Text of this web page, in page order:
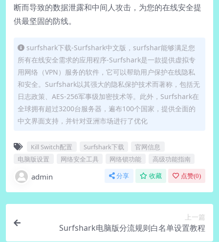
断而导致的数据泄露和中间人攻击，为您的在线安全提
供最坚固的防线。
surfshark下载-Surfshark中文版，surfshar能够满足您
所有在线安全需求的应用程序-Surfshark是一款提供虚拟专
用网络（VPN）服务的软件，它可以帮助用户保护在线隐私
和安全。Surfshark以其强大的隐私保护技术而著称，包括无
日志政策、AES-256军事级加密技术等。此外，Surfshark在
全球拥有超过3200台服务器，遍布100个国家，提供全面的
中文界面支持，并针对亚洲市场进行了优化
Kill Switch配置 Surfshark下载
官网信息
电脑版设置
网络安全工具 网络锁功能 高级功能指南
admin 分享 收藏 点赞(0)
上一篇
Surfshark电脑版分流规则白名单设置教程